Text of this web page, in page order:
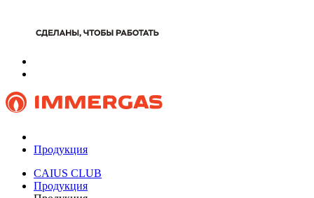
Продукция
CAIUS CLUB
Продукция